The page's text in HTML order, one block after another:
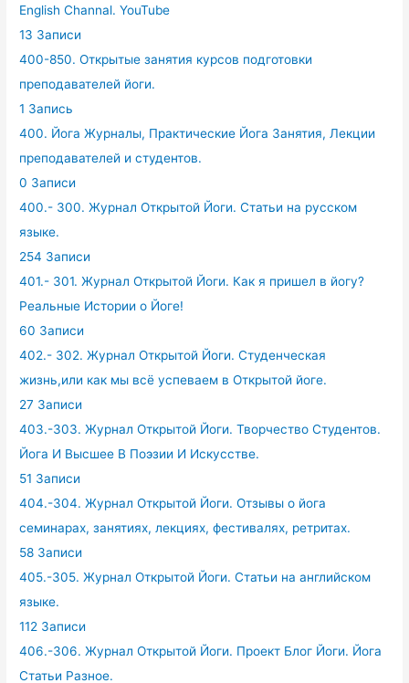
English Channal. YouTube
13 Записи
400-850. Открытые занятия курсов подготовки
преподавателей йоги.
1 Запись
400. Йога Журналы, Практические Йога Занятия, Лекции
преподавателей и студентов.
0 Записи
400.- 300. Журнал Открытой Йоги. Статьи на русском
языке.
254 Записи
401.- 301. Журнал Открытой Йоги. Как я пришел в йогу?
Реальные Истории о Йоге!
60 Записи
402.- 302. Журнал Открытой Йоги. Студенческая
жизнь,или как мы всё успеваем в Открытой йоге.
27 Записи
403.-303. Журнал Открытой Йоги. Творчество Студентов.
Йога И Высшее В Поэзии И Искусстве.
51 Записи
404.-304. Журнал Открытой Йоги. Отзывы о йога
семинарах, занятиях, лекциях, фестивалях, ретритах.
58 Записи
405.-305. Журнал Открытой Йоги. Статьи на английском
языке.
112 Записи
406.-306. Журнал Открытой Йоги. Проект Блог Йоги. Йога
Статьи Разное.